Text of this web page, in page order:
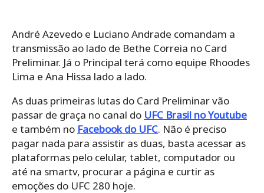
André Azevedo e Luciano Andrade comandam a
transmissão ao lado de Bethe Correia no Card
Preliminar. Já o Principal terá como equipe Rhoodes
Lima e Ana Hissa lado a lado.
As duas primeiras lutas do Card Preliminar vão
passar de graça no canal do UFC Brasil no Youtube
e também no Facebook do UFC. Não é preciso
pagar nada para assistir as duas, basta acessar as
plataformas pelo celular, tablet, computador ou
até na smartv, procurar a página e curtir as
emoções do UFC 280 hoje.